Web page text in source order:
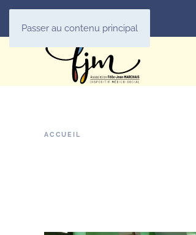
Passer au contenu principal
ACCUEIL